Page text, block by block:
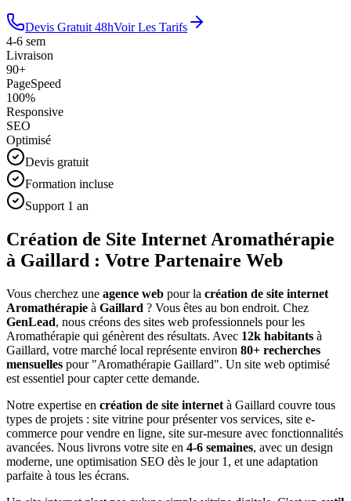
Devis Gratuit 48hVoir Les Tarifs
4-6 sem
Livraison
90+
PageSpeed
100%
Responsive
SEO
Optimisé
Devis gratuit
Formation incluse
Support 1 an
Création de Site Internet Aromathérapie
à Gaillard : Votre Partenaire Web
Vous cherchez une agence web pour la création de site internet
Aromathérapie à Gaillard ? Vous êtes au bon endroit. Chez
GenLead, nous créons des sites web professionnels pour les
Aromathérapie qui génèrent des résultats. Avec 12k habitants à
Gaillard, votre marché local représente environ 80+ recherches
mensuelles pour "Aromathérapie Gaillard". Un site web optimisé
est essentiel pour capter cette demande.
Notre expertise en création de site internet à Gaillard couvre tous
types de projets : site vitrine pour présenter vos services, site e-
commerce pour vendre en ligne, site sur-mesure avec fonctionnalités
avancées. Nous livrons votre site en 4-6 semaines, avec un design
moderne, une optimisation SEO dès le jour 1, et une adaptation
parfaite à tous les écrans.